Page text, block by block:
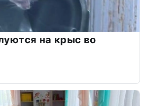
на крыс во